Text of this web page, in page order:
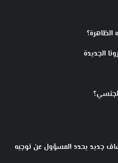
الظاهرة؟
الجديدة
جديد يحدد المسؤول عن توجيه